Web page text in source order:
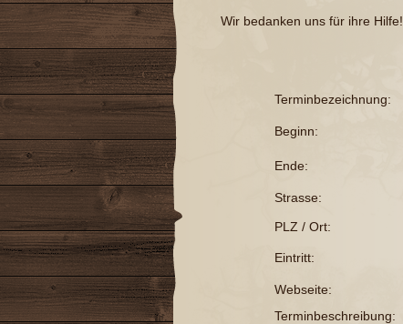
Wir bedanken uns für ihre Hilfe!
Terminbezeichnung:
Beginn:
Ende:
Strasse:
PLZ / Ort:
Eintritt:
Webseite:
Terminbeschreibung: